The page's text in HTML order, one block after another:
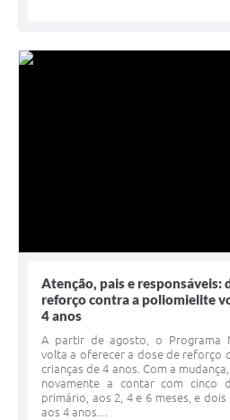
Atenção, pais e responsáveis:
reforço contra a poliomielite
4 anos
A partir de agosto, o Programa
volta a oferecer a dose de reforço
crianças de 4 anos. Com a
novamente a contar com cinco
primário, aos 2, 4 e 6 meses, e
aos 4 anos....